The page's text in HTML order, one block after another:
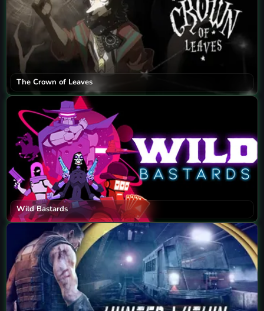
The Crown of Leaves
Wild Bastards